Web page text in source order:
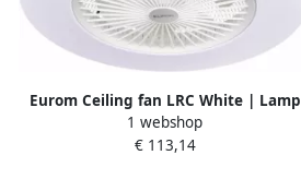
Eurom Ceiling fan LRC White | Lamp
en ventilator in 1 | ø 58 cm | 385281
1 webshop
€ 113,14